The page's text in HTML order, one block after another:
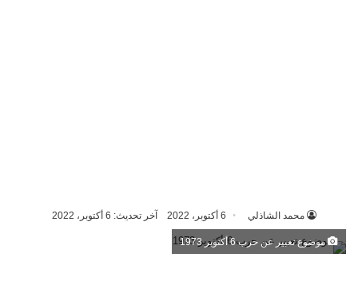
محمد الشاذلي 6 أكتوبر، 2022 آخر تحديث: 6 أكتوبر، 2022
موضوع تعبير عن حرب 6 أكتوبر 1973